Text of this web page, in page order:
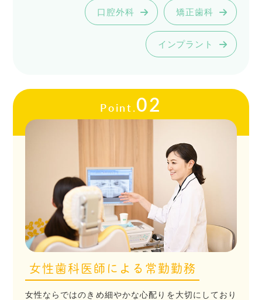
口腔外科 矯正歯科
インプラント
Point.02
女性歯科医師による常勤勤務
女性ならではのきめ細やかな心配りを大切にしており